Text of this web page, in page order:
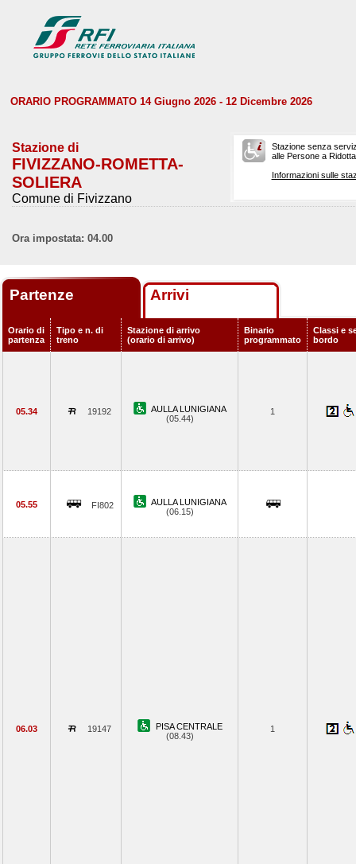
ORARIO PROGRAMMATO 14 Giugno 2026 - 12 Dicembre 2026
Stazione di
FIVIZZANO-ROMETTA-
SOLIERA
Comune di Fivizzano
Stazione senza
alle Persone a
Informazioni sulle
Ora impostata: 04.00
Partenze Arrivi
Orario di
partenza
Tipo e n. di
treno
Stazione di arrivo
(orario di arrivo)
Binario
programmato
Classi e
bordo
05.34 19192
AULLA LUNIGIANA
(05.44)
1
05.55 FI802
AULLA LUNIGIANA
(06.15)
06.03 19147
PISA CENTRALE
(08.43)
1